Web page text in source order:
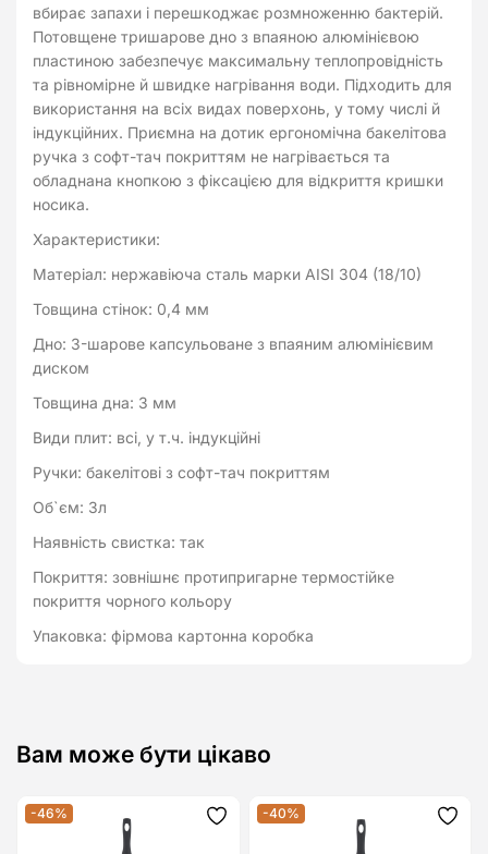
вбирає запахи і перешкоджає розмноженню бактерій.
Потовщене тришарове дно з впаяною алюмінієвою
пластиною забезпечує максимальну теплопровідність
та рівномірне й швидке нагрівання води. Підходить для
використання на всіх видах поверхонь, у тому числі й
індукційних. Приємна на дотик ергономічна бакелітова
ручка з софт-тач покриттям не нагрівається та
обладнана кнопкою з фіксацією для відкриття кришки
носика.
Характеристики:
Матеріал: нержавіюча сталь марки AISI 304 (18/10)
Товщина стінок: 0,4 мм
Дно: 3-шарове капсульоване з впаяним алюмінієвим
диском
Товщина дна: 3 мм
Види плит: всі, у т.ч. індукційні
Ручки: бакелітові з софт-тач покриттям
Об`єм: 3л
Наявність свистка: так
Покриття: зовнішнє протипригарне термостійке
покриття чорного кольору
Упаковка: фірмова картонна коробка
Вам може бути цікаво
-46% Додати-40%